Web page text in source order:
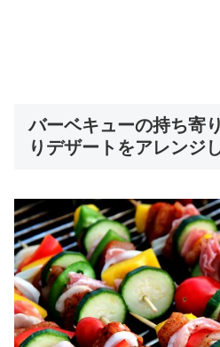
バーベキューの持ち寄
りデザートをアレンジ